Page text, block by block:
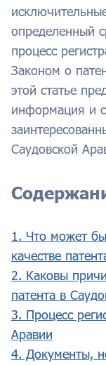
определенный
процесс
Законом о
этой статье
информация и
Саудовской
1. Что может
качестве
2. Каковы
патента в
3. Процесс
Аравии
4. Документы,